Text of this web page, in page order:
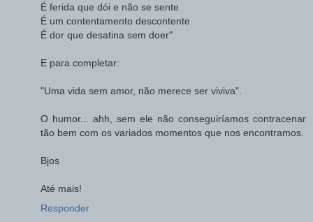
É ferida que dói e não se sente
É um contentamento descontente
É dor que desatina sem doer"
E para completar:
"Uma vida sem amor, não merece ser viviva".
O humor... ahh, sem ele não conseguiríamos contracenar
tão bem com os variados momentos que nos encontramos.
Bjos
Até mais!
Responder